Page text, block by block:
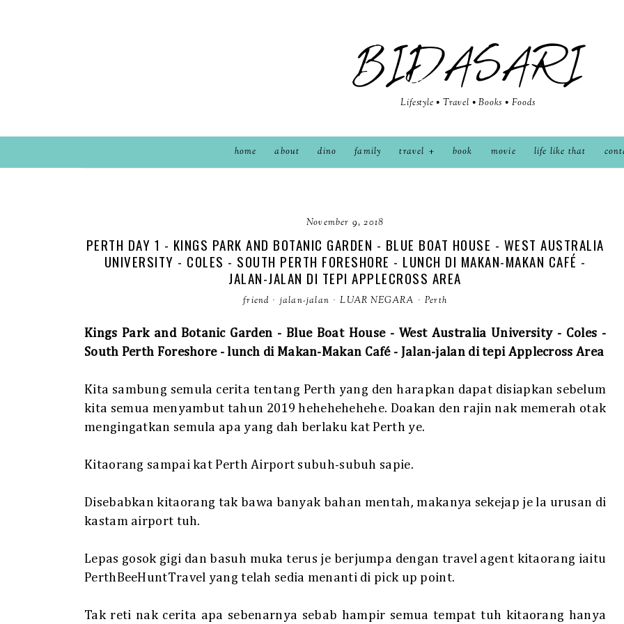
BIDASARI
Lifestyle • Travel • Books • Foods
home about dino family travel book movie life like that
November 9, 2018
PERTH DAY 1 - KINGS PARK AND BOTANIC GARDEN - BLUE BOAT HOUSE - WEST AUSTRALIA
UNIVERSITY - COLES - SOUTH PERTH FORESHORE - LUNCH DI MAKAN-MAKAN CAFÉ -
JALAN-JALAN DI TEPI APPLECROSS AREA
friend · jalan-jalan · LUAR NEGARA · Perth
Kings Park and Botanic Garden - Blue Boat House - West Australia University - Coles -
South Perth Foreshore - lunch di Makan-Makan Café - Jalan-jalan di tepi Applecross Area
Kita sambung semula cerita tentang Perth yang den harapkan dapat disiapkan sebelum
kita semua menyambut tahun 2019 hehehehehehe. Doakan den rajin nak memerah otak
mengingatkan semula apa yang dah berlaku kat Perth ye.
Kitaorang sampai kat Perth Airport subuh-subuh sapie.
Disebabkan kitaorang tak bawa banyak bahan mentah, makanya sekejap je la urusan di
kastam airport tuh.
Lepas gosok gigi dan basuh muka terus je berjumpa dengan travel agent kitaorang iaitu
PerthBeeHuntTravel yang telah sedia menanti di pick up point.
Tak reti nak cerita apa sebenarnya sebab hampir semua tempat tuh kitaorang hanya